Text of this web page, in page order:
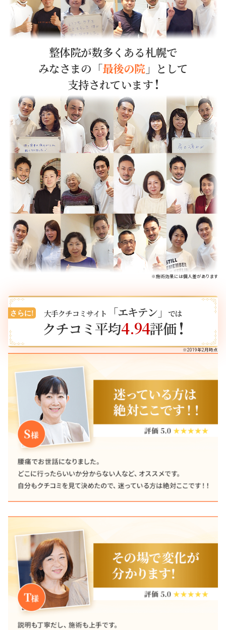
整体院が数多くある札幌で
みなさまの「最後の院 」として
支持されています!
※施術効果には個人差があります
さらに! 大手クチコミサイト 「エキテン」 では
クチコミ平均4.94評価!
※2019年2月時点